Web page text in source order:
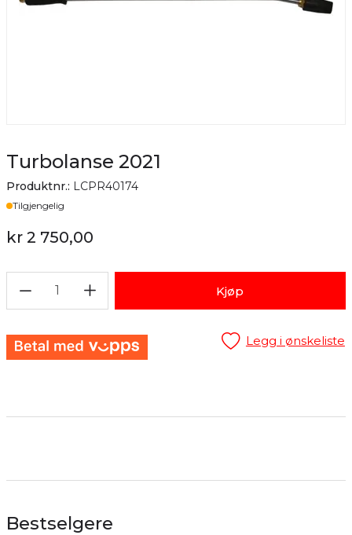
Turbolanse 2021
Produktnr.: LCPR40174
Lager
Tilgjengelig
kr 2 750,00
1 Kjøp
Legg i ønskeliste
Bestselgere